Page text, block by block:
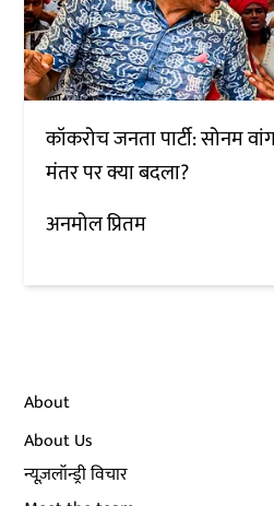
कॉकरोच जनता पार्टी:
मंतर पर क्या बदला?
अनमोल प्रितम
About
About Us
न्यूज़लॉन्ड्री विचार